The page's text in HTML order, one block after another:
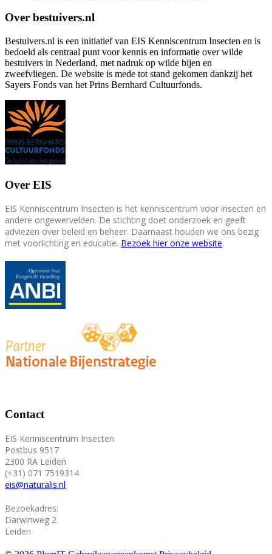
Over bestuivers.nl
Bestuivers.nl is een initiatief van EIS Kenniscentrum Insecten en is
bedoeld als centraal punt voor kennis en informatie over wilde
bestuivers in Nederland, met nadruk op wilde bijen en
zweefvliegen. De website is mede tot stand gekomen dankzij het
Sayers Fonds van het Prins Bernhard Cultuurfonds.
Over EIS
EIS Kenniscentrum Insecten is het kenniscentrum voor insecten en
andere ongewervelden. De stichting doet onderzoek en geeft
adviezen over beleid en beheer. Daarnaast houden we ons bezig
met voorlichting en educatie. Bezoek hier onze website.
Contact
EIS Kenniscentrum Insecten
Postbus 9517
2300 RA Leiden
(+31) 071 7519314
eis@naturalis.nl
Bezoekadres:
Darwinweg 2
Leiden